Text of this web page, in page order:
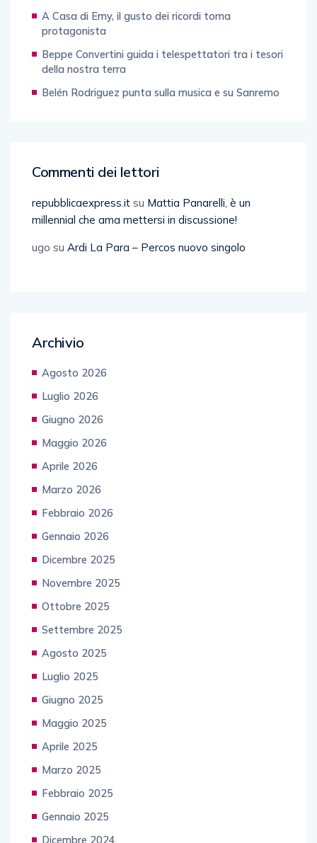
A Casa di Emy, il gusto dei ricordi torna
protagonista
Beppe Convertini guida i telespettatori tra i tesori
della nostra terra
Belén Rodriguez punta sulla musica e su Sanremo
Commenti dei lettori
repubblicaexpress.it su Mattia Panarelli, è un
millennial che ama mettersi in discussione!
ugo su Ardi La Para – Percos nuovo singolo
Archivio
Agosto 2026
Luglio 2026
Giugno 2026
Maggio 2026
Aprile 2026
Marzo 2026
Febbraio 2026
Gennaio 2026
Dicembre 2025
Novembre 2025
Ottobre 2025
Settembre 2025
Agosto 2025
Luglio 2025
Giugno 2025
Maggio 2025
Aprile 2025
Marzo 2025
Febbraio 2025
Gennaio 2025
Dicembre 2024